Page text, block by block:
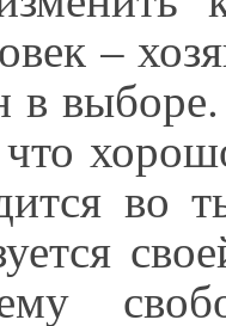
–
в
во